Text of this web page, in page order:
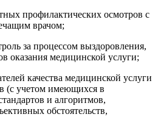
профилактичес­ких осмотров с
врачом;
за процессом выздоровления,
оказания медицинской услуги;
качества медицинской услуги
(с уче­том имеющихся в
и алгоритмов,
обстоятельств,